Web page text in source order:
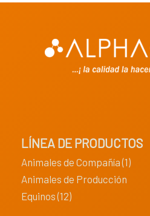
LÍNEA DE PRODUCTOS
Animales de Compañía (1)
Animales de Producción
Equinos (12)